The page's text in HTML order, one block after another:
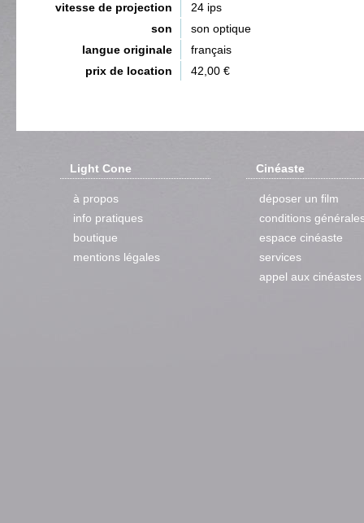
vitesse de projection
24 ips
son
son optique
langue originale
français
prix de location
42,00 €
Light Cone
à propos
info pratiques
boutique
mentions légales
Cinéaste
déposer un film
conditions
espace cinéaste
services
appel aux cinéastes